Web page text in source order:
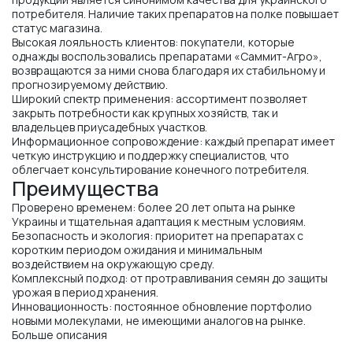
потребителя. Наличие таких препаратов на полке повышает
статус магазина.
Высокая лояльность клиентов: покупатели, которые
однажды воспользовались препаратами «Саммит-Агро»,
возвращаются за ними снова благодаря их стабильному и
прогнозируемому действию.
Широкий спектр применения: ассортимент позволяет
закрыть потребности как крупных хозяйств, так и
владельцев приусадебных участков.
Информационное сопровождение: каждый препарат имеет
четкую инструкцию и поддержку специалистов, что
облегчает консультирование конечного потребителя.
Преимущества
Проверено временем: более 20 лет опыта на рынке
Украины и тщательная адаптация к местным условиям.
Безопасность и экология: приоритет на препаратах с
коротким периодом ожидания и минимальным
воздействием на окружающую среду.
Комплексный подход: от протравливания семян до защиты
урожая в период хранения.
Инновационность: постоянное обновление портфолио
новыми молекулами, не имеющими аналогов на рынке.
Больше описания